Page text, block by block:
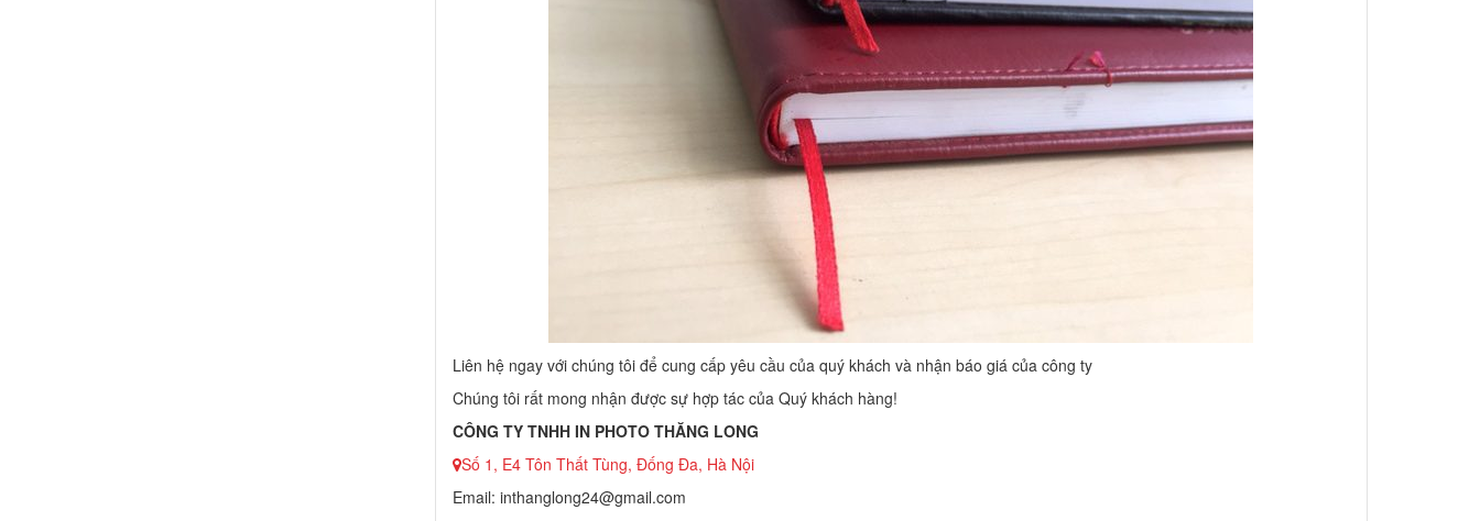
Liên hệ ngay với chúng tôi để cung cấp yêu cầu của quý khách và nhận báo giá của công ty
Chúng tôi rất mong nhận được sự hợp tác của Quý khách hàng!
CÔNG TY TNHH IN PHOTO THĂNG LONG
Số 1, E4 Tôn Thất Tùng, Đống Đa, Hà Nội
Email: inthanglong24@gmail.com